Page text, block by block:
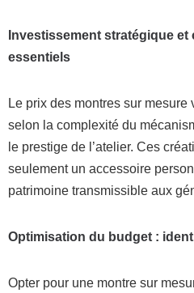
Investissement stratégique
essentiels
Le prix des montres sur
selon la complexité du
le prestige de l’atelier. Ces
seulement un accessoire
patrimoine transmissible aux
Optimisation du budget :
Opter pour une montre sur